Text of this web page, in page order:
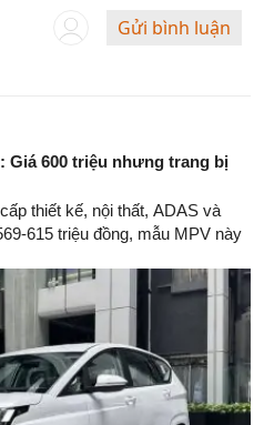
Gửi bình luận
Giá 600 triệu nhưng trang bị
thiết kế, nội thất, ADAS và
615 triệu đồng, mẫu MPV này